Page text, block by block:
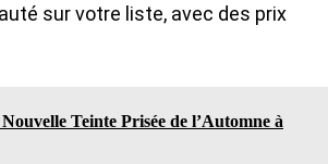
sur votre liste, avec des prix
Teinte Prisée de l’Automne à